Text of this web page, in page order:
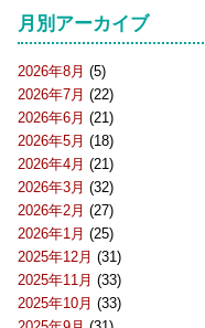
月別アーカイブ
2026年8月 (5)
2026年7月 (22)
2026年6月 (21)
2026年5月 (18)
2026年4月 (21)
2026年3月 (32)
2026年2月 (27)
2026年1月 (25)
2025年12月 (31)
2025年11月 (33)
2025年10月 (33)